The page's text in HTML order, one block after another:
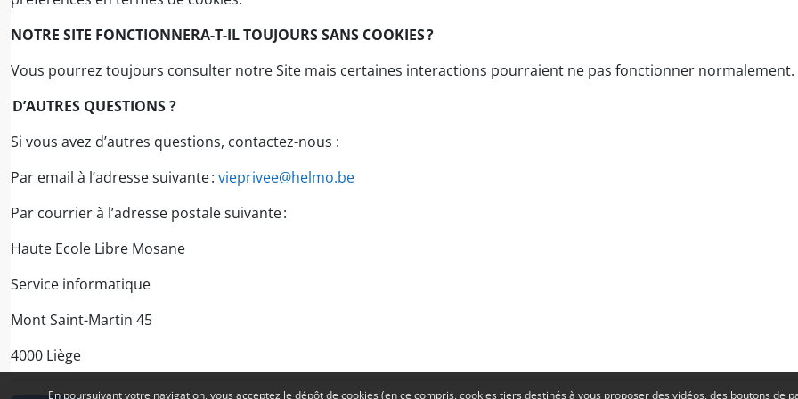
En poursuivant votre navigation, vous acceptez le dépôt de cookies (en ce compris, cookies tiers destinés à vous proposer des vidéos, des boutons de
NOTRE SITE FONCTIONNERA-T-IL TOUJOURS SANS COOKIES ?
Vous pourrez toujours consulter notre Site mais certaines interactions pourraient ne pas fonctionner normalement.
D’AUTRES QUESTIONS ?
Si vous avez d’autres questions, contactez-nous :
Par email à l’adresse suivante : vieprivee@helmo.be
Par courrier à l’adresse postale suivante :
Haute Ecole Libre Mosane
Service informatique
Mont Saint-Martin 45
4000 Liège